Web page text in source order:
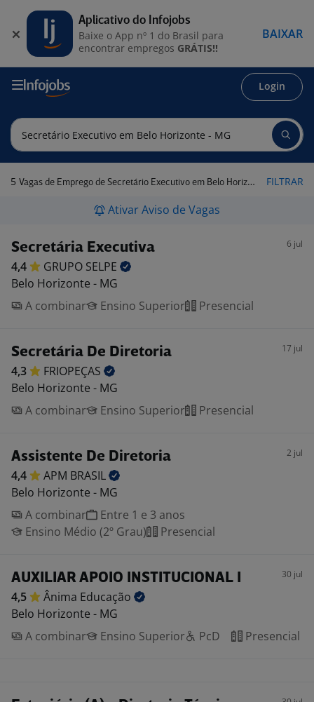
Login
5 Vagas de Emprego de Secretário Executivo em Belo Horizonte - MG FILTRAR
Ativar Aviso de Vagas
Secretária Executiva 6 jul
4,4 GRUPO SELPE
Belo Horizonte - MG
A combinar
Ensino Superior Presencial
Secretária De Diretoria 17 jul
4,3
FRIOPEÇAS
Belo Horizonte - MG
A combinar
Ensino Superior Presencial
Assistente De Diretoria 2 jul
4,4 APM BRASIL
Belo Horizonte - MG
A combinar
Entre 1 e 3 anos
Ensino Médio (2º Grau)
Presencial
AUXILIAR APOIO INSTITUCIONAL I 30 jul
4,5 Ânima Educação
Belo Horizonte - MG
A combinar
Ensino Superior PcD Presencial
Aplicativo do Infojobs
Baixe o App nº 1 do Brasil para
encontrar empregos GRÁTIS!!
BAIXAR